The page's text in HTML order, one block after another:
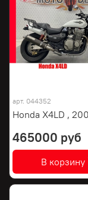
арт. 044352
Honda X4LD ,
465000 руб
В корзину